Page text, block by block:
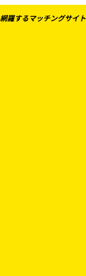
羅するマッチングサイ